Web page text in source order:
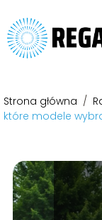
Strona główna /
które modele